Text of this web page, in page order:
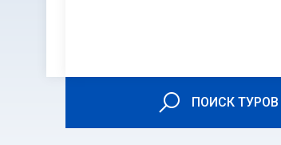
ПОИСК ТУРОВ